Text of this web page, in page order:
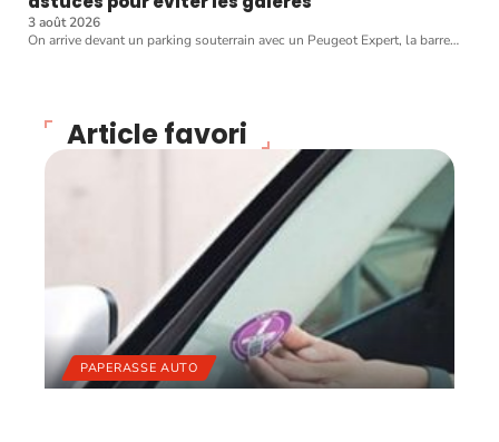
3 août 2026
On arrive devant un parking souterrain avec un Peugeot Expert, la barre…
Article favori
PAPERASSE AUTO